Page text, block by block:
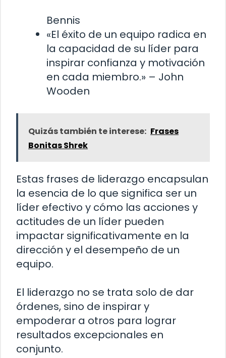
Bennis
«El éxito de un equipo radica en
la capacidad de su líder para
inspirar confianza y motivación
en cada miembro.» – John
Wooden
Quizás también te interese: Frases
Bonitas Shrek
Estas frases de liderazgo encapsulan
la esencia de lo que significa ser un
líder efectivo y cómo las acciones y
actitudes de un líder pueden
impactar significativamente en la
dirección y el desempeño de un
equipo.
El liderazgo no se trata solo de dar
órdenes, sino de inspirar y
empoderar a otros para lograr
resultados excepcionales en
conjunto.